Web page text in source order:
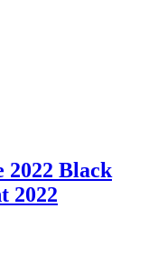
2022 Black
2022